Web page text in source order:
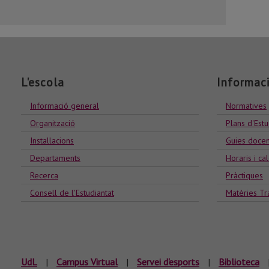
L'escola
Informació general
Organització
Installacions
Departaments
Recerca
Consell de l'Estudiantat
Normatives
Plans
Guies
Horaris i
Pràctiques
Matèries
UdL | Campus Virtual | Servei d'esports | Biblioteca